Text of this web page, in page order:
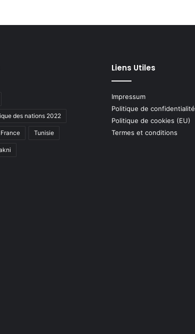
des nations 2022
France Tunisie
Liens Utiles
Impressum
Politique de confidentialité
Politique de cookies (EU)
Termes et conditions